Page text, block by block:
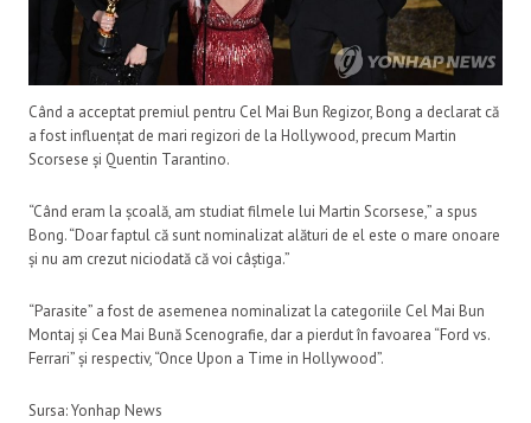
Când a acceptat premiul pentru Cel Mai Bun Regizor, Bong a declarat că
a fost influențat de mari regizori de la Hollywood, precum Martin
Scorsese și Quentin Tarantino.
“Când eram la școală, am studiat filmele lui Martin Scorsese,” a spus
Bong. “Doar faptul că sunt nominalizat alături de el este o mare onoare
și nu am crezut niciodată că voi câștiga.”
“Parasite” a fost de asemenea nominalizat la categoriile Cel Mai Bun
Montaj și Cea Mai Bună Scenografie, dar a pierdut în favoarea “Ford vs.
Ferrari” și respectiv, “Once Upon a Time in Hollywood”.
Sursa: Yonhap News